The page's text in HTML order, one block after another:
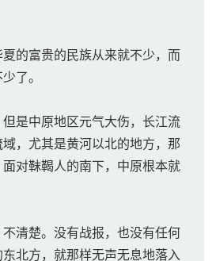
的富贵的民族从来就不少，而
了。
是中原地区元气大伤，长江流
，尤其是黄河以北的地方，那
对靺鞨人的南下，中原根本就
清楚。没有战报，也没有任何
北方，就那样无声无息地落入